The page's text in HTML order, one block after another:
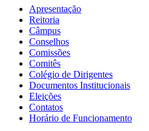
Apresentação
Reitoria
Câmpus
Conselhos
Comissões
Comitês
Colégio de Dirigentes
Documentos Institucionais
Eleições
Contatos
Horário de Funcionamento